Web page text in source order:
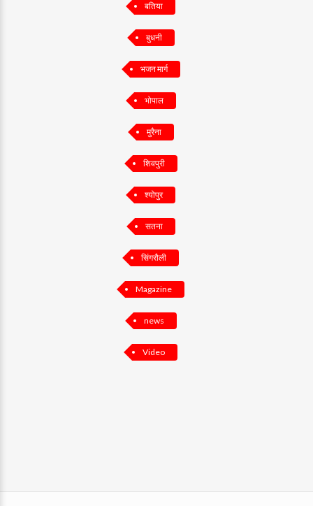
बतिया
बुधनी
भजन मार्ग
भोपाल
मुरैना
शिवपुरी
श्योपुर
सतना
सिंगरौली
Magazine
news
Video